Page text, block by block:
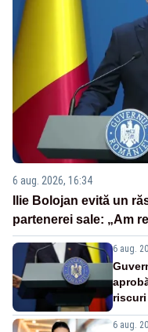
6 aug. 2026, 16:34
Ilie Bolojan evită un
partenerei sale: „Am
6 aug.
riscuri
6 aug.